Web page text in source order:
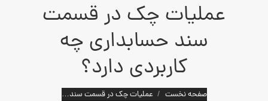
عملیات چک در قسمت
سند حسابداری چه
کاربردی دارد؟
مکان شما:
صفحه نخست عملیات چک در قسمت سند…